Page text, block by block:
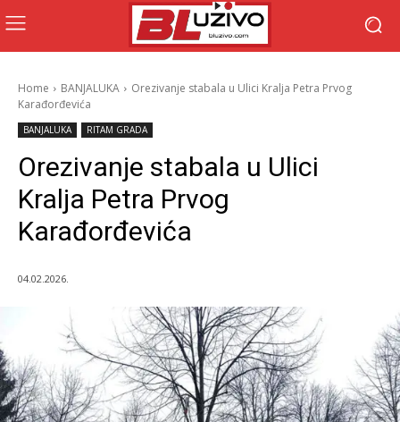
Home BANJALUKA
Orezivanje stabala u Ulici Kralja Petra Prvog
Karađorđevića
BANJALUKA RITAM GRADA
Orezivanje stabala u Ulici
Kralja Petra Prvog
Karađorđevića
04.02.2026.